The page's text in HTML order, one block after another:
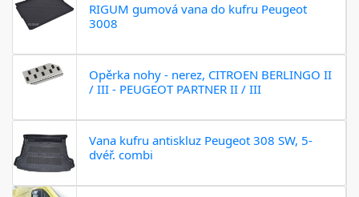
RIGUM gumová vana do kufru Peugeot
3008
Opěrka nohy - nerez, CITROEN BERLINGO II
/ III - PEUGEOT PARTNER II / III
Vana kufru antiskluz Peugeot 308 SW, 5-
dvéř. combi